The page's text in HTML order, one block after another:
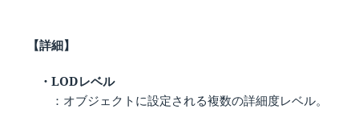
【詳細】
・LODレベル
：オブジェクトに設定される複数の詳細度レベル。